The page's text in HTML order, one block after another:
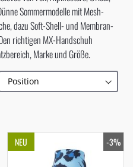
Sommermodelle mit Mesh-
dazu Soft-Shell- und Membran-
richtigen MX-Handschuh
Marke und Größe.
NEU -3%